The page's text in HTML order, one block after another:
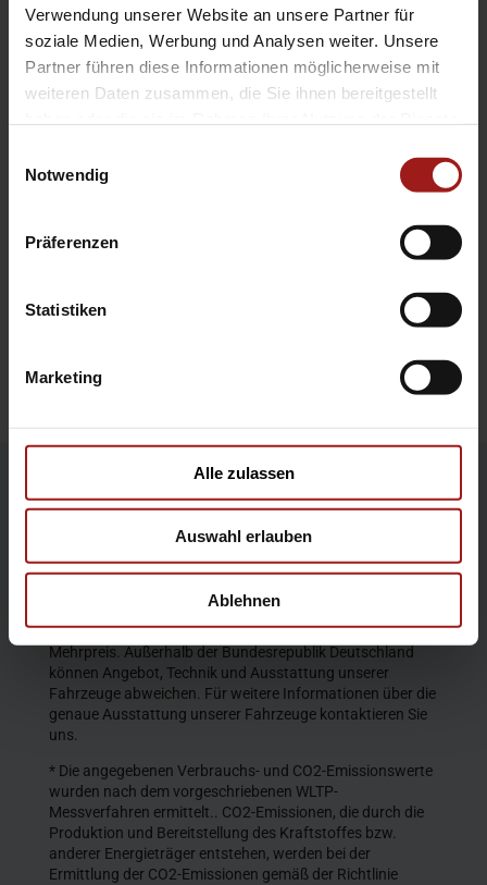
Verwendung unserer Website an unsere Partner für
soziale Medien, Werbung und Analysen weiter. Unsere
Partner führen diese Informationen möglicherweise mit
weiteren Daten zusammen, die Sie ihnen bereitgestellt
Notwendig
Präferenzen
Statistiken
Marketing
Alle zulassen
Auswahl erlauben
Ablehnen
Ebbinghaus Autozentrum – Dortmund Dorstfeld
Ebbinghaus Ford Store – Bochum
Ebbinghaus in Hamm
Ebbinghaus in Kamen
Ebbinghaus in Unna
Garantie
Die Produktbeschreibungen und Abbildungen enthalten
teilweise auch Sonderausstattungen, die nicht zum
entspricht dem Stand bei Veröffentlichung. Wir behalten
Die abgebildeten Farben geben den wirklichen Farbton nur
annähernd wieder. Gezeigte Sonderausstattungen gegen
Mehrpreis. Außerhalb der Bundesrepublik Deutschland
können Angebot, Technik und Ausstattung unserer
Fahrzeuge abweichen. Für weitere Informationen über die
genaue Ausstattung unserer Fahrzeuge kontaktieren Sie
uns.
* Die angegebenen Verbrauchs- und CO2-Emissionswerte
wurden nach dem vorgeschriebenen WLTP-
Messverfahren ermittelt.. CO2-Emissionen, die durch die
Produktion und Bereitstellung des Kraftstoffes bzw.
anderer Energieträger entstehen, werden bei der
Ermittlung der CO2-Emissionen gemäß der Richtlinie